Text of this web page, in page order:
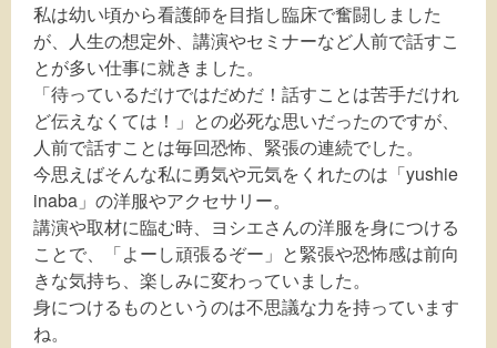
私は幼い頃から看護師を目指し臨床で奮闘しました
が、人生の想定外、講演やセミナーなど人前で話すこ
とが多い仕事に就きました。
「待っているだけではだめだ！話すことは苦手だけれ
ど伝えなくては！」との必死な思いだったのですが、
人前で話すことは毎回恐怖、緊張の連続でした。
今思えばそんな私に勇気や元気をくれたのは「yushie
inaba」の洋服やアクセサリー。
講演や取材に臨む時、ヨシエさんの洋服を身につける
ことで、「よーし頑張るぞー」と緊張や恐怖感は前向
きな気持ち、楽しみに変わっていました。
身につけるものというのは不思議な力を持っています
ね。